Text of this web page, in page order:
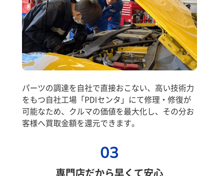
パーツの調達を自社で直接おこない、高い技術力
をもつ自社工場「PDIセンタ」にて修理・修復が
可能なため、クルマの価値を最大化し、その分お
客様へ買取金額を還元できます。
03
専門店だから早くて安心